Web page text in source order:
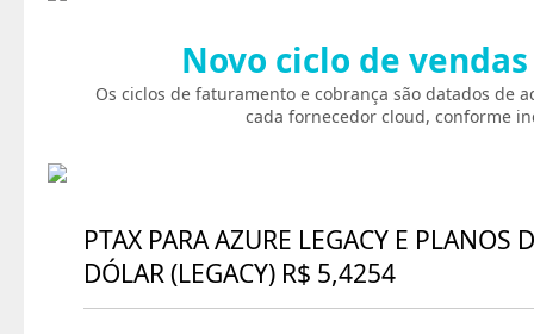
Novo ciclo de
Os ciclos de faturamento e cobrança são datados de
cada fornecedor cloud, conforme
PTAX PARA AZURE LEGACY E PLANOS
DÓLAR (LEGACY) R$ 5,4254